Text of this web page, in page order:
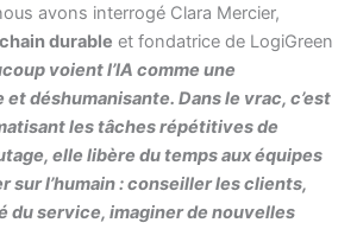
avons interrogé Clara Mercier,
durable et fondatrice de LogiGreen
voient l’IA comme une
déshumanisante. Dans le vrac, c’est
les tâches répétitives de
elle libère du temps aux équipes
sur l’humain : conseiller les clients,
du service, imaginer de nouvelles